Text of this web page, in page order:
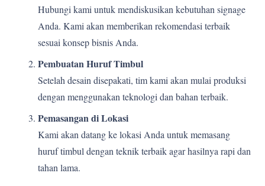
Hubungi kami untuk mendiskusikan kebutuhan signage
Anda. Kami akan memberikan rekomendasi terbaik
sesuai konsep bisnis Anda.
Pembuatan Huruf Timbul
Setelah desain disepakati, tim kami akan mulai produksi
dengan menggunakan teknologi dan bahan terbaik.
Pemasangan di Lokasi
Kami akan datang ke lokasi Anda untuk memasang
huruf timbul dengan teknik terbaik agar hasilnya rapi dan
tahan lama.